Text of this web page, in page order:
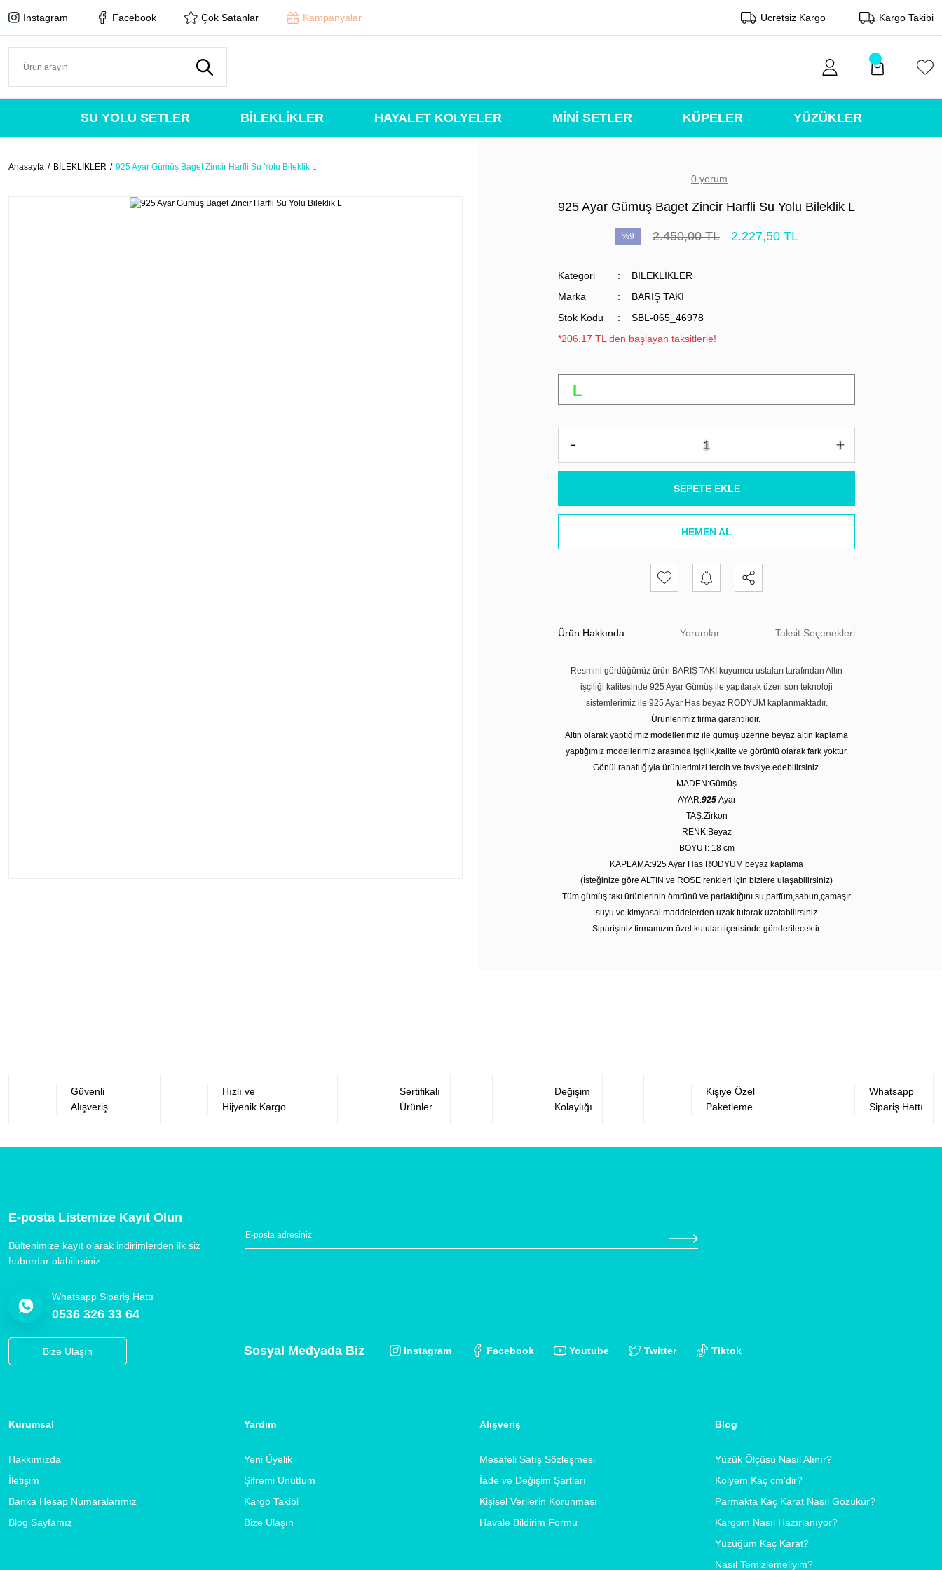
Instagram Facebook Çok Satanlar Kampanyalar Ücretsiz Kargo Kargo Takibi
SU YOLU SETLER BİLEKLİKLER HAYALET KOLYELER MİNİ SETLER KÜPELER YÜZÜKLER
Anasayfa BİLEKLİKLER 925 Ayar Gümüş Baget Zincir Harfli Su Yolu Bileklik L
0 yorum
925 Ayar Gümüş Baget Zincir Harfli Su Yolu Bileklik L
%9 2.450,00 TL 2.227,50 TL
Kategori
BİLEKLİKLER
Marka
BARIŞ TAKI
Stok Kodu
SBL-065_46978
*206,17 TL den başlayan taksitlerle!
SEPETE EKLE
HEMEN AL
Ürün Hakkında Yorumlar Taksit Seçenekleri
Resmini gördüğünüz ürün BARIŞ TAKI kuyumcu ustaları tarafından Altın
işçiliği kalitesinde 925 Ayar Gümüş ile yapılarak üzeri son teknoloji
sistemlerimiz ile 925 Ayar Has beyaz RODYUM kaplanmaktadır.
Ürünlerimiz firma garantilidir.
Altın olarak yaptığımız modellerimiz ile gümüş üzerine beyaz altın kaplama
yaptığımız modellerimiz arasında işçilik,kalite ve görüntü olarak fark yoktur.
Gönül rahatlığıyla ürünlerimizi tercih ve tavsiye edebilirsiniz
MADEN:Gümüş
AYAR:925 Ayar
TAŞ:Zirkon
RENK:Beyaz
BOYUT: 18 cm
KAPLAMA:925 Ayar Has RODYUM beyaz kaplama
(İsteğinize göre ALTIN ve ROSE renkleri için bizlere ulaşabilirsiniz)
Tüm gümüş takı ürünlerinin ömrünü ve parlaklığını su,parfüm,sabun,çamaşır
suyu ve kimyasal maddelerden uzak tutarak uzatabilirsiniz
Siparişiniz firmamızın özel kutuları içerisinde gönderilecektir.
Güvenli
Alışveriş
Hızlı ve
Hijyenik Kargo
Sertifikalı
Ürünler
Değişim
Kolaylığı
Kişiye Özel
Paketleme
Whatsapp
Sipariş Hattı
E-posta Listemize Kayıt Olun
Bültenimize kayıt olarak indirimlerden ilk siz
haberdar olabilirsiniz.
Whatsapp Sipariş Hattı
0536 326 33 64
Bize Ulaşın Sosyal Medyada Biz Instagram Facebook Youtube Twitter Tiktok
Kurumsal
Hakkımızda
İletişim
Banka Hesap Numaralarımız
Blog Sayfamız
Yardım
Yeni Üyelik
Şifremi Unuttum
Kargo Takibi
Bize Ulaşın
Alışveriş
Mesafeli Satış Sözleşmesi
İade ve Değişim Şartları
Kişisel Verilerin Korunması
Havale Bildirim Formu
Blog
Yüzük Ölçüsü Nasıl Alınır?
Kolyem Kaç cm'dir?
Parmakta Kaç Karat Nasıl Gözükür?
Kargom Nasıl Hazırlanıyor?
Yüzüğüm Kaç Karat?
Nasıl Temizlemeliyim?